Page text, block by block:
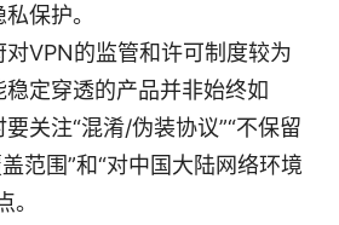
保护。
VPN的监管和许可制度较为
定穿透的产品并非始终如
关注“混淆/伪装协议”“不保留
范围”和“对中国大陆网络环境
。